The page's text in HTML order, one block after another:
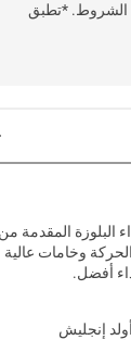
الشروط. *تطبق
البلوزة المقدمة
وخامات عالية
أفضل.
إنجليش